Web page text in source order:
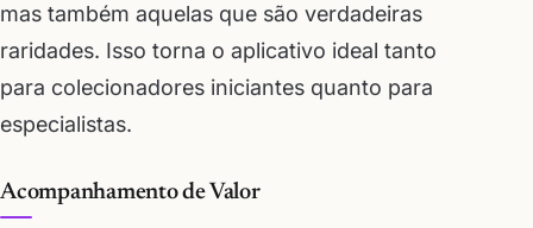
mas também aquelas que são verdadeiras
raridades. Isso torna o aplicativo ideal tanto
para colecionadores iniciantes quanto para
especialistas.
Acompanhamento de Valor